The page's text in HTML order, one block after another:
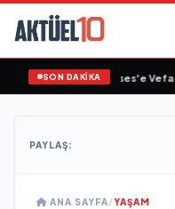
SON DAKİKA
Müslüm Gürses'e Vefa•
PAYLAŞ:
ANA SAYFA/YAŞAM